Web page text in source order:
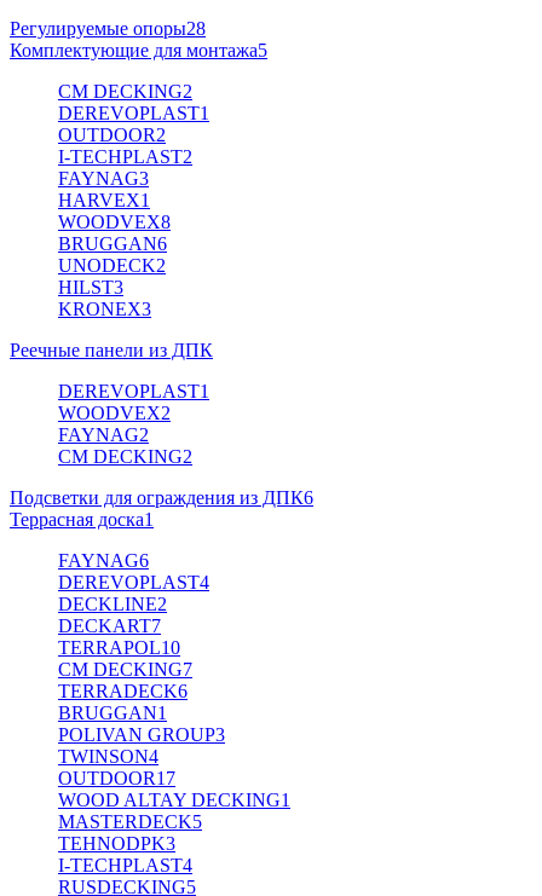
Регулируемые опоры28
Комплектующие для монтажа5
CM DECKING2
DEREVOPLAST1
OUTDOOR2
I-TECHPLAST2
FAYNAG3
HARVEX1
WOODVEX8
BRUGGAN6
UNODECK2
HILST3
KRONEX3
Реечные панели из ДПК
DEREVOPLAST1
WOODVEX2
FAYNAG2
CM DECKING2
Подсветки для ограждения из ДПК6
Террасная доска1
FAYNAG6
DEREVOPLAST4
DECKLINE2
DECKART7
TERRAPOL10
CM DECKING7
TERRADECK6
BRUGGAN1
POLIVAN GROUP3
TWINSON4
OUTDOOR17
WOOD ALTAY DECKING1
MASTERDECK5
TEHNODPK3
I-TECHPLAST4
RUSDECKING5